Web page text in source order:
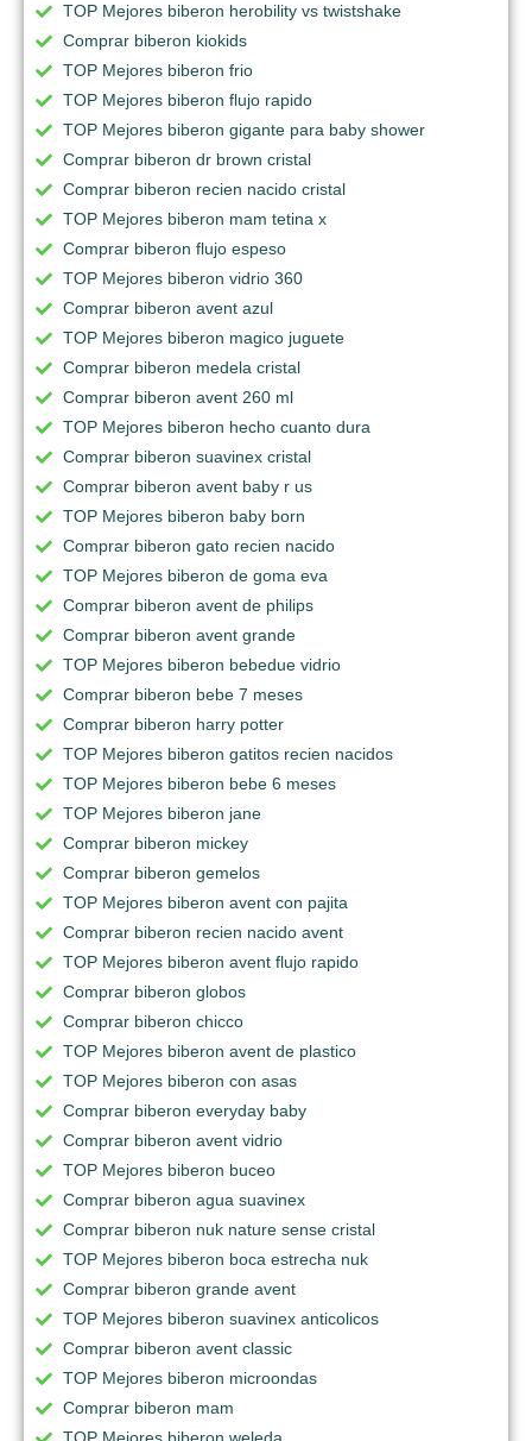
TOP Mejores biberon herobility vs twistshake
Comprar biberon kiokids
TOP Mejores biberon frio
TOP Mejores biberon flujo rapido
TOP Mejores biberon gigante para baby shower
Comprar biberon dr brown cristal
Comprar biberon recien nacido cristal
TOP Mejores biberon mam tetina x
Comprar biberon flujo espeso
TOP Mejores biberon vidrio 360
Comprar biberon avent azul
TOP Mejores biberon magico juguete
Comprar biberon medela cristal
Comprar biberon avent 260 ml
TOP Mejores biberon hecho cuanto dura
Comprar biberon suavinex cristal
Comprar biberon avent baby r us
TOP Mejores biberon baby born
Comprar biberon gato recien nacido
TOP Mejores biberon de goma eva
Comprar biberon avent de philips
Comprar biberon avent grande
TOP Mejores biberon bebedue vidrio
Comprar biberon bebe 7 meses
Comprar biberon harry potter
TOP Mejores biberon gatitos recien nacidos
TOP Mejores biberon bebe 6 meses
TOP Mejores biberon jane
Comprar biberon mickey
Comprar biberon gemelos
TOP Mejores biberon avent con pajita
Comprar biberon recien nacido avent
TOP Mejores biberon avent flujo rapido
Comprar biberon globos
Comprar biberon chicco
TOP Mejores biberon avent de plastico
TOP Mejores biberon con asas
Comprar biberon everyday baby
Comprar biberon avent vidrio
TOP Mejores biberon buceo
Comprar biberon agua suavinex
Comprar biberon nuk nature sense cristal
TOP Mejores biberon boca estrecha nuk
Comprar biberon grande avent
TOP Mejores biberon suavinex anticolicos
Comprar biberon avent classic
TOP Mejores biberon microondas
Comprar biberon mam